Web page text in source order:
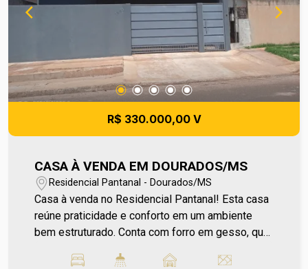
oportunidade para quem valoriza privacidade, alto
padrão e uma nova forma de viver. Para mais
informações entre em contato e agende sua
visita no número (67) 2108-2121 ou fale
diretamente com nosso Plantão de Vendas pelo
número 67 99255-6175.
R$ 330.000,00 V
CASA À VENDA EM DOURADOS/MS
Residencial Pantanal - Dourados/MS
Casa à venda no Residencial Pantanal! Esta casa
reúne praticidade e conforto em um ambiente
bem estruturado. Conta com forro em gesso, que
um visual mais moderno e aconchegante. Nos